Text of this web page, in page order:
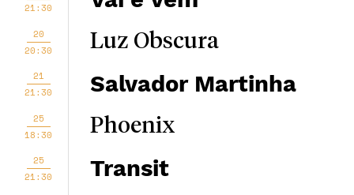
21:30
20
20:30
Luz Obscura
21
21:30
Salvador Martinha
25
18:30
Phoenix
25
21:30
Transit